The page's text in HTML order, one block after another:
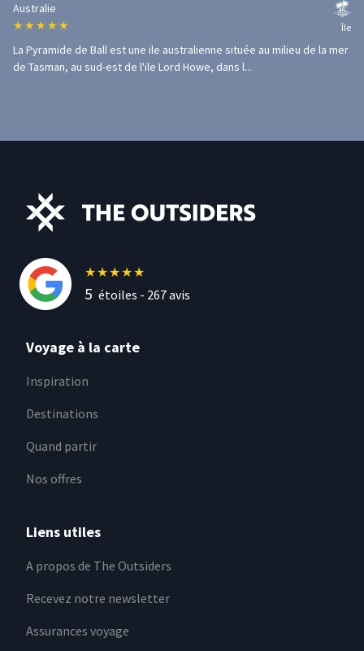
Australie
★ ★ ★ ★ ★ Île
La Pyramide de Ball est une ile australienne située au milieu de la mer
de Tasman, au sud-est de l'ile Lord Howe, dans l...
★★★★★
5 étoiles - 267avis
Voyage à la carte
Inspiration
Destinations
Quand partir
Nos offres
Liens utiles
A propos de The Outsiders
Recevez notre newsletter
Assurances voyage